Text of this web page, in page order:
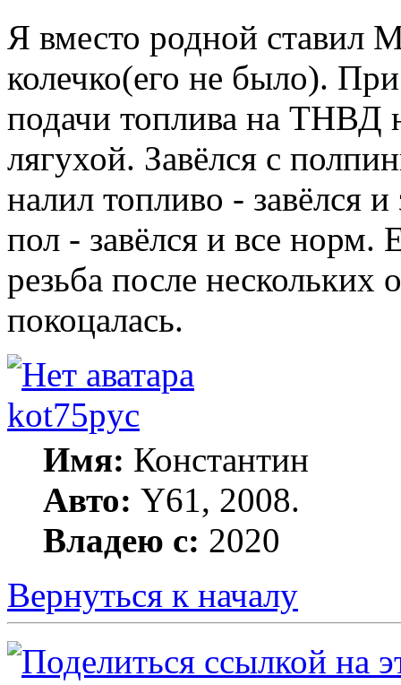
Я вместо родной ставил
колечко(его не было).
подачи топлива на ТНВД
лягухой. Завёлся с
налил топливо - завёлся
пол - завёлся и все норм.
резьба после нескольких
покоцалась.
kot75pyc
Имя: Константин
Авто: Y61, 2008.
Владею с: 2020
Вернуться к началу